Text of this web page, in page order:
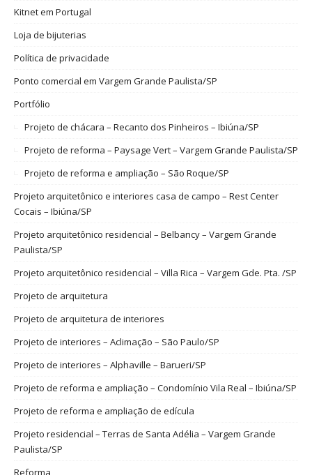
Kitnet em Portugal
Loja de bijuterias
Política de privacidade
Ponto comercial em Vargem Grande Paulista/SP
Portfólio
Projeto de chácara – Recanto dos Pinheiros – Ibiúna/SP
Projeto de reforma – Paysage Vert – Vargem Grande Paulista/SP
Projeto de reforma e ampliação – São Roque/SP
Projeto arquitetônico e interiores casa de campo – Rest Center
Cocais – Ibiúna/SP
Projeto arquitetônico residencial – Belbancy – Vargem Grande
Paulista/SP
Projeto arquitetônico residencial – Villa Rica – Vargem Gde. Pta. /SP
Projeto de arquitetura
Projeto de arquitetura de interiores
Projeto de interiores – Aclimação – São Paulo/SP
Projeto de interiores – Alphaville – Barueri/SP
Projeto de reforma e ampliação – Condomínio Vila Real – Ibiúna/SP
Projeto de reforma e ampliação de edícula
Projeto residencial – Terras de Santa Adélia – Vargem Grande
Paulista/SP
Reforma